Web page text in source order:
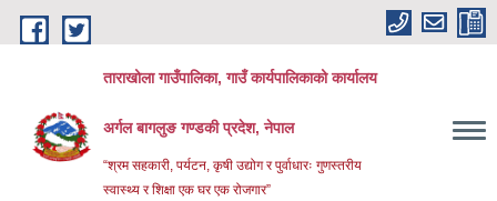
Skip to main content
ताराखोला गाउँपालिका, गाउँ कार्यपालिकाको कार्यालय
अर्गल बागलुङ गण्डकी प्रदेश, नेपाल
“श्रम सहकारी, पर्यटन, कृषी उद्योग र पुर्वाधारः गुणस्तरीय
स्वास्थ्य र शिक्षा एक घर एक रोजगार”